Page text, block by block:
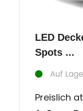
LED
Spots ...
Auf
Preislich